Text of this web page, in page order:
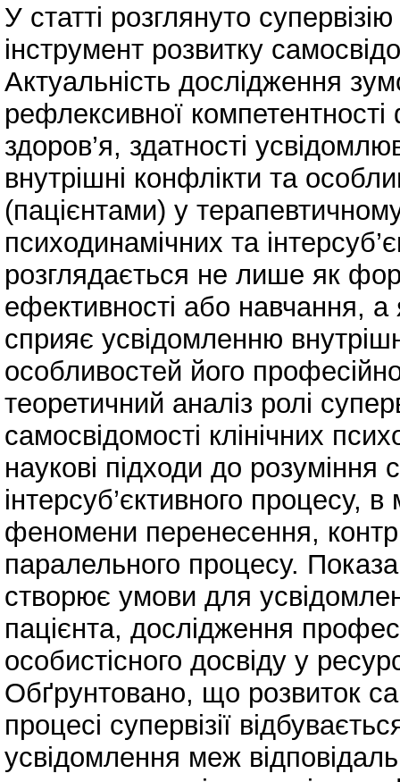
У статті розглянуто
інструмент розвитку
Актуальність дослідження
рефлексивної
здоров’я, здатності
внутрішні конфлікти та
(пацієнтами) у
психодинамічних та
розглядається не лише як
ефективності або навчання, а
сприяє усвідомленню
особливостей його
теоретичний аналіз ролі
самосвідомості клінічних
наукові підходи до розуміння
інтерсуб’єктивного процесу,
феномени перенесення,
паралельного процесу.
створює умови для
пацієнта, дослідження
особистісного досвіду у
Обґрунтовано, що розвиток
процесі супервізії
усвідомлення меж